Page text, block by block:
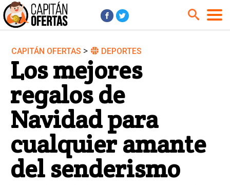
Audio y Música
Cámaras
Cine y Series
Coches
Deportes
Hogar
Jardín
Juguetes
Libros
Moda él
Moda ella
Motos
Móviles
Niños
CAPITÁN OFERTAS > DEPORTES
Los mejores
regalos de
Navidad para
cualquier amante
del senderismo